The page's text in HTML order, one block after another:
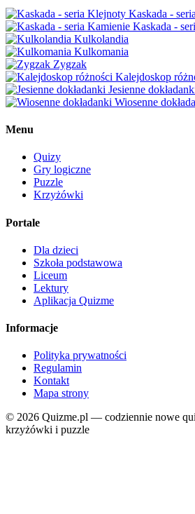
Kaskada -
Kaskada -
Kulkolandia
Kulkomania
Zygzak
Kalejdoskop
Jesienne
Wiosenne
Menu
Quizy
Gry logiczne
Puzzle
Krzyżówki
Portale
Dla dzieci
Szkoła podstawowa
Liceum
Lektury
Aplikacja Quizme
Informacje
Polityka prywatności
Regulamin
Kontakt
Mapa strony
© 2026 Quizme.pl — codziennie nowe
krzyżówki i puzzle